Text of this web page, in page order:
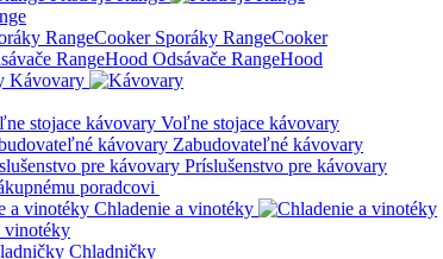
Sporáky RangeCooker
Odsávače RangeHood
Kávovary
Voľne stojace kávovary
Zabudovateľné kávovary
Príslušenstvo pre kávovary
poradcovi
Chladenie a vinotéky
vinotéky
Chladničky